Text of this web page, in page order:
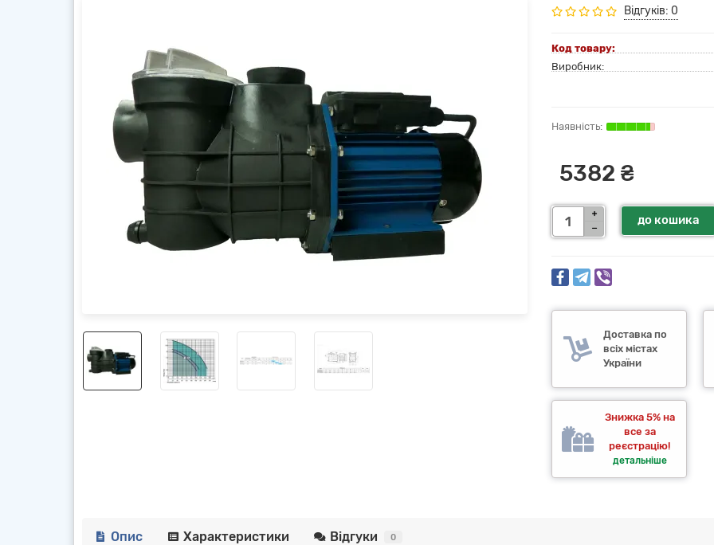
Відгуків: 0
Код товару:
Виробник:
5382 ₴
до кошика
Доставка по
всіх містах
України
Знижка 5% на
все за
реєстрацію!
детальніше
Опис Характеристики Відгуки 0